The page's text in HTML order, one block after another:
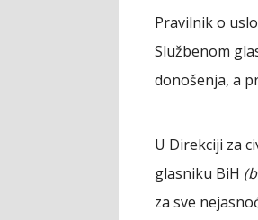
Pravilnik o
Službenom
donošenja, a
U Direkciji za
glasniku BiH
za sve